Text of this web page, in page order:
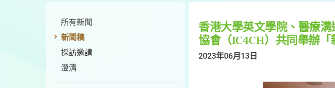
所有新聞
新聞稿
採訪邀請
澄清
香港大學英文學院、醫療
協會（IC4CH）共同舉辦
2023年06月13日